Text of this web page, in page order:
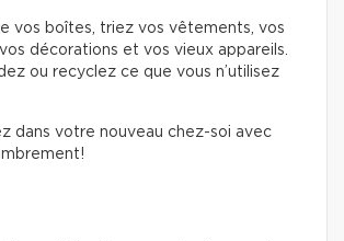
vos boîtes, triez vos vêtements, vos
décorations et vos vieux appareils.
ou recyclez ce que vous n’utilisez
dans votre nouveau chez-soi avec